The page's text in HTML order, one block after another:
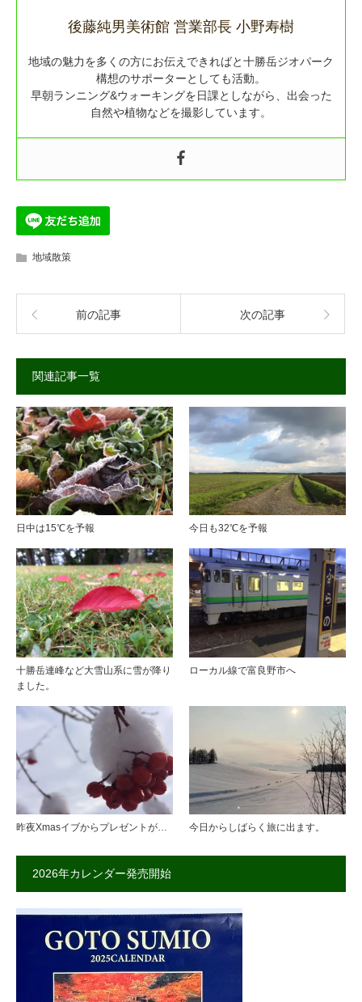
後藤純男美術館 営業部長 小野寿樹
地域の魅力を多くの方にお伝えできればと十勝岳ジオパーク
構想のサポーターとしても活動。
早朝ランニング&ウォーキングを日課としながら、出会った
自然や植物などを撮影しています。
地域散策
前の記事 次の記事
関連記事一覧
日中は15℃を予報 今日も32℃を予報
十勝岳連峰など大雪山系に雪が降り
ました。
ローカル線で富良野市へ
昨夜Xmasイブからプレゼントが… 今日からしばらく旅に出ます。
2026年カレンダー発売開始